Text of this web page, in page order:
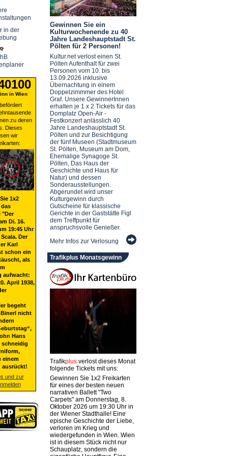
in der
in Wien
zu deren
Dieses
wir
1x2
"Der
Di. 16.
19:45 Uhr
Der
Karl
schon ein
als
aufwacht:
April 1938,
begeht
nicht
Hans
schneidig
einem
ausrückt!
und zur
Gewinnen Sie ein
Kulturwochenende zu 40
Jahre Landeshauptstadt St.
Pölten für 2 Personen!
Kultur.net verlost einen St.
Pölten Aufenthalt für zwei
Personen vom 10. bis
13.09.2026 inklusive
Übernachtung in einem
Doppelzimmmer des Hotel
Graf. Unsere GewinnerInnen
erhalten je 1 x 2 Tickets für das
Domplatz Open-Air -
Festkonzert anlässlich 40
Jahre Landeshauptstadt St.
Pölten und zur Besichtigung
der fünf Museen (Stadtmuseum
St. Pölten, Museum am Dom,
Ehemalige Synagoge St.
Pölten, Das Haus der
Geschichte und Haus für
Natur) und dessen
Sonderausstellungen.
Abgerundet wird unser
Kulturgewinn durch
Gutscheine für klassische
Gerichte in der Gaststätte Figl
dem Treffpunkt für
anspruchsvolle Genießer.
Mehr Infos zur Verlosung
Trafikplus Monatsgewinn
Trafikplusverlost dieses Monat
folgende Tickets mit uns:
Gewinnen Sie 1x2 Freikarten
für eines der besten neuen
narrativen Ballett "Two
Carpets" am Donnerstag, 8.
Oktober 2026 um 19:30 Uhr in
der Wiener Stadthalle! Eine
epische Geschichte der Liebe,
verloren im Krieg und
wiedergefunden in Wien. Wien
ist in diesem Stück nicht nur
Schauplatz, sondern die